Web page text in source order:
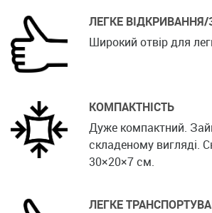
ЛЕГКЕ
Широкий отвір для
КОМПАКТНІСТЬ
Дуже компактний.
складеному вигляді.
30×20×7 см.
ЛЕГКЕ